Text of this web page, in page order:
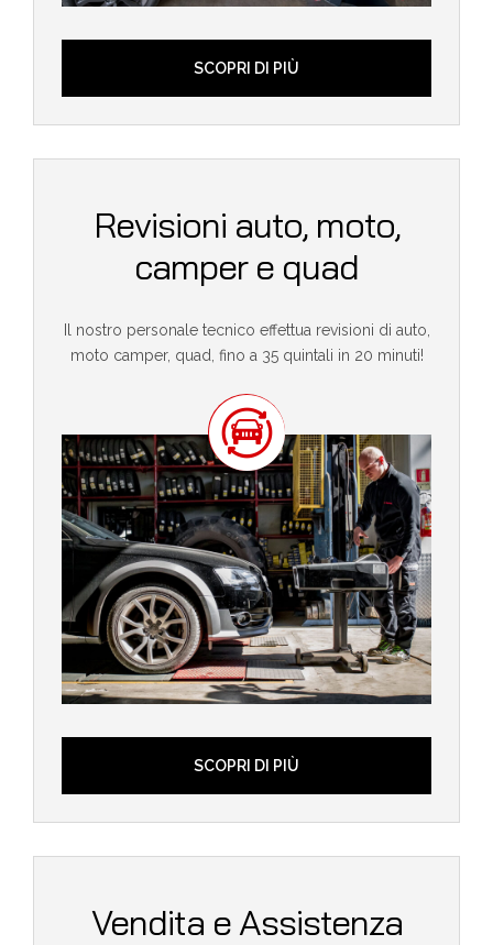
SCOPRI DI PIÙ
Revisioni auto, moto,
camper e quad
Il nostro personale tecnico effettua revisioni di auto,
moto camper, quad, fino a 35 quintali in 20 minuti!
SCOPRI DI PIÙ
Vendita e Assistenza